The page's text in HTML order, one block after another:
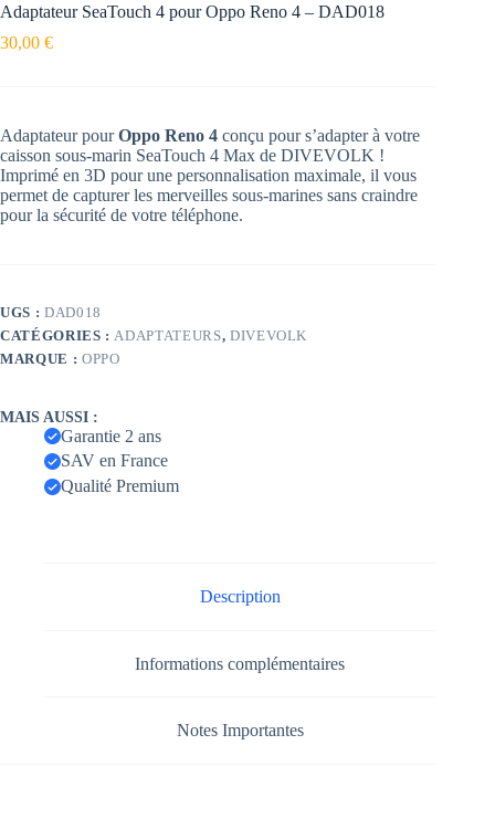
Adaptateur SeaTouch 4 pour Oppo Reno 4 – DAD018
30,00 €
Adaptateur pourOppo Reno 4 conçu pour s’adapter à votre
caisson sous-marin SeaTouch 4 Max de DIVEVOLK !
Imprimé en 3D pour une personnalisation maximale, il vous
permet de capturer les merveilles sous-marines sans craindre
pour la sécurité de votre téléphone.
UGS : DAD018
CATÉGORIES : ADAPTATEURS, DIVEVOLK
MARQUE : OPPO
MAIS AUSSI :
Garantie 2 ans
SAV en France
Qualité Premium
Description
Informations complémentaires
Notes Importantes